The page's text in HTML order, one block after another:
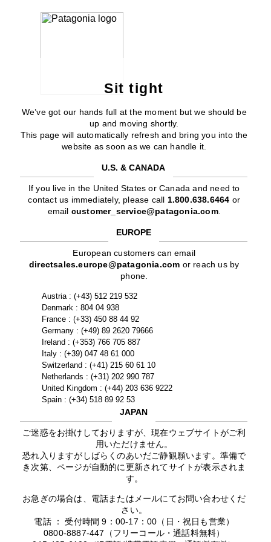
Sit tight
We’ve got our hands full at the moment but we should be
up and moving shortly.
This page will automatically refresh and bring you into the
website as soon as we can handle it.
U.S. & CANADA
If you live in the United States or Canada and need to
contact us immediately, please call 1.800.638.6464 or
email customer_service@patagonia.com.
EUROPE
European customers can email
directsales.europe@patagonia.com or reach us by
phone.
Austria : (+43) 512 219 532
Denmark : 804 04 938
France : (+33) 450 88 44 92
Germany : (+49) 89 2620 79666
Ireland : (+353) 766 705 887
Italy : (+39) 047 48 61 000
Switzerland : (+41) 215 60 61 10
Netherlands : (+31) 202 990 787
United Kingdom : (+44) 203 636 9222
Spain : (+34) 518 89 92 53
JAPAN
ご迷惑をお掛けしておりますが、現在ウェブサイトがご利
用いただけません。
恐れ入りますがしばらくのあいだご静観願います。準備で
き次第、ページが自動的に更新されてサイトが表示されま
す。
お急ぎの場合は、電話またはメールにてお問い合わせくだ
さい。
電話 ： 受付時間 9：00-17：00（日・祝日も営業）
0800-8887-447（フリーコール・通話料無料）